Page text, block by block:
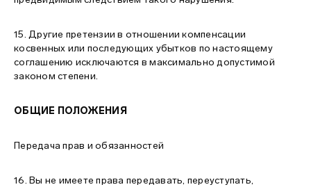
15. Другие претензии в отношении компенсации
косвенных или последующих убытков по настоящему
соглашению исключаются в максимально допустимой
законом степени.
ОБЩИЕ ПОЛОЖЕНИЯ
Передача прав и обязанностей
16. Вы не имеете права передавать, переуступать,